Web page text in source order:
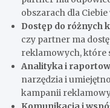
obszarach dla
Dostęp do różnych
czy partner ma
reklamowych, które
Analityka i
narzędzia i
kampanii